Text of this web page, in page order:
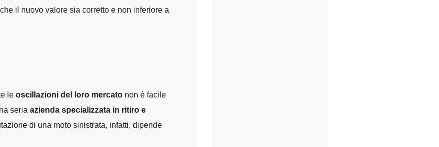
il nuovo valore sia corretto e non inferiore a
le oscillazioni del loro mercato non è facile
seria azienda specializzata in ritiro e
di una moto sinistrata, infatti, dipende